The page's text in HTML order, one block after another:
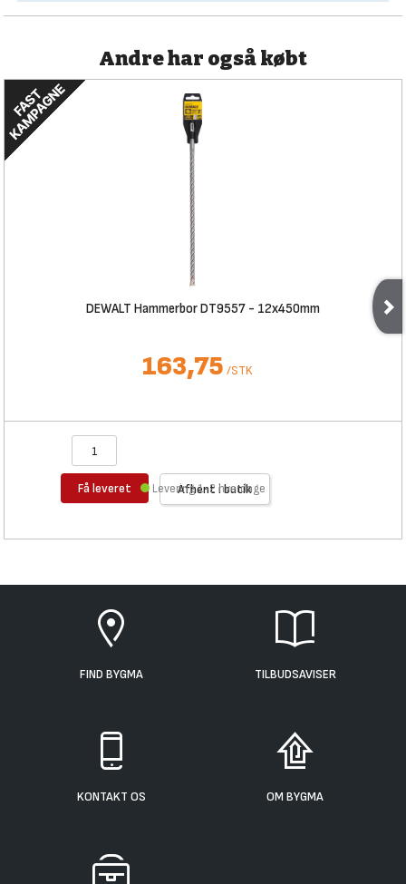
Andre har også købt
DEWALT Hammerbor DT9557 - 12x450mm
163,75 /STK
Få leveret Afhent i butik
Levering 1-2 hverdage
FIND BYGMA TILBUDSAVISER
KONTAKT OS OM BYGMA